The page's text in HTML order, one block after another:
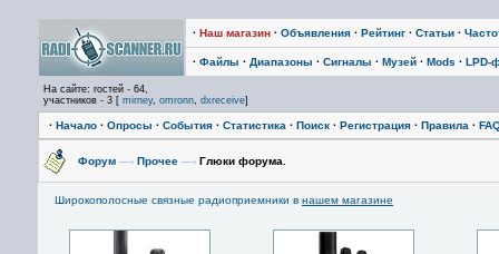
· Наш магазин · Объявления · Рейтинг · Статьи ·
· Файлы · Диапазоны · Сигналы · Музей · Mods · LPD-
На сайте: гостей - 64,
участников - 3 [ mirney, omronn, dxreceive]
· Начало · Опросы · События · Статистика · Поиск · Регистрация · Правила ·
Форум —› Прочее —› Глюки форума.
Широкополосные связные радиоприемники в нашем магазине